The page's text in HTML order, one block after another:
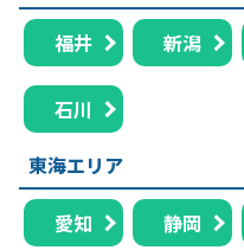
福井 新潟
石川
東海エリア
愛知 静岡